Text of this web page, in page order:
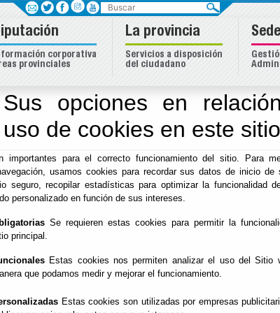
Sus opciones en
uso de cookies en este sitio
importantes para el correcto funcionamiento del sitio. Para
usamos cookies para recordar sus datos de inicio de
seguro, recopilar estadísticas para optimizar la funcionalidad
personalizado en función de sus intereses.
Se requieren estas cookies para permitir la
principal.
Estas cookies nos permiten analizar el uso del Sitio
que podamos medir y mejorar el funcionamiento.
Estas cookies son utilizadas por empresas
Inicio -Diputación - Encuentros Educativos de Promoción
Encuentros
Promoción de
06-26
Buscar
corporativa
provinciales
La provincia
Servicios a disposición
del ciudadano